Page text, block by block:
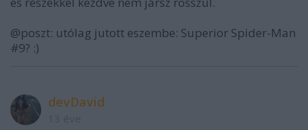
@poszt: utólag jutott eszembe: Superior Spider-Man
#9? :)
devDavid